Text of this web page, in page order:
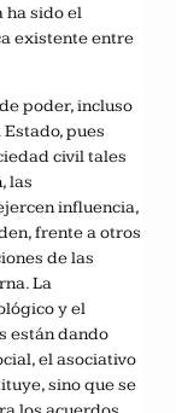
ha sido el
existente entre
poder, incluso
pues
civil tales
las
influencia,
frente a otros
de las
La
y el
están dando
el asociativo
sino que se